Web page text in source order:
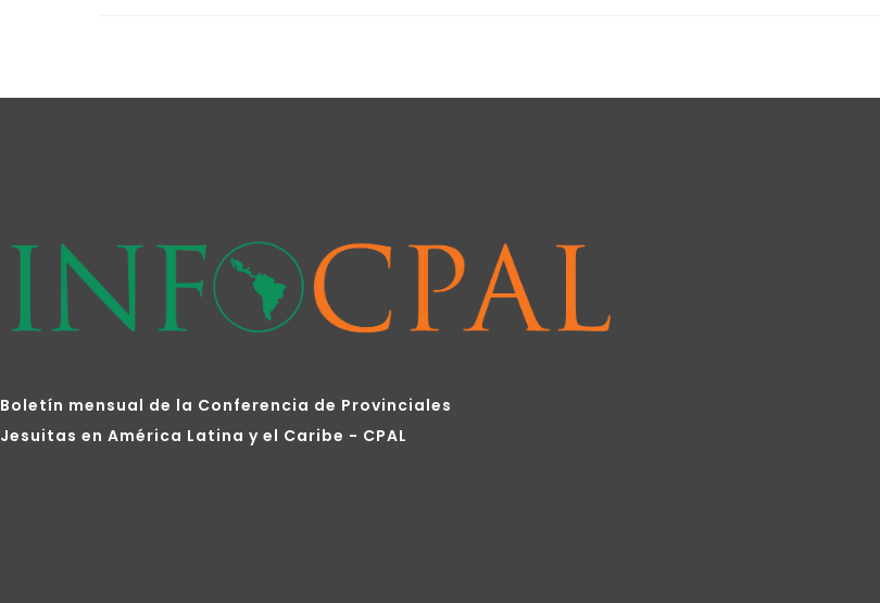
Boletín mensual de la Conferencia de Provinciales
Jesuitas en América Latina y el Caribe - CPAL